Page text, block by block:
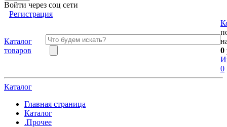
Войти через соц сети
Регистрация
Каталог
товаров
0
0
Каталог
Главная страница
Каталог
.Прочее